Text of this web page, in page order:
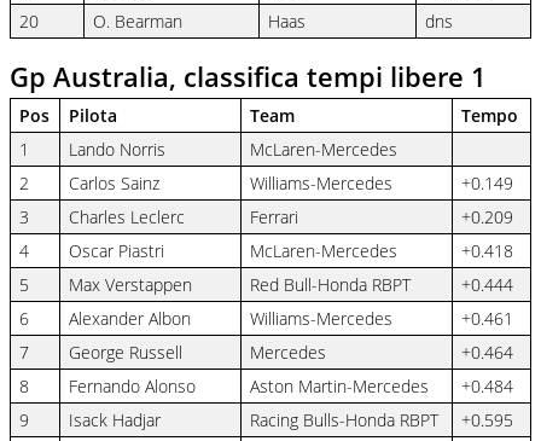
20
O. Bearman Haas dns
Gp Australia, classifica tempi libere 1
Pos Pilota Team
Tempo
1
Lando Norris
McLaren-Mercedes
2
Carlos Sainz Williams-Mercedes
+0.149
3
Charles Leclerc Ferrari
+0.209
4
Oscar Piastri McLaren-Mercedes
+0.418
5
Max Verstappen Red Bull-Honda RBPT
+0.444
6
Alexander Albon Williams-Mercedes
+0.461
7
George Russell Mercedes
+0.464
8
Fernando Alonso Aston Martin-Mercedes
+0.484
9
Isack Hadjar Racing Bulls-Honda RBPT
+0.595